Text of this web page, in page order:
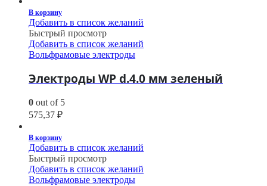
В корзину
Добавить в список желаний
Быстрый просмотр
Добавить в список желаний
Вольфрамовые электроды
Электроды WP d.4.0 мм зеленый
0 out of 5
575,37 ₽
В корзину
Добавить в список желаний
Быстрый просмотр
Добавить в список желаний
Вольфрамовые электроды